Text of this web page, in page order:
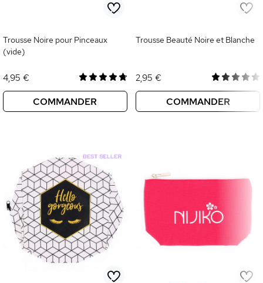
Trousse Noire pour Pinceaux
(vide)
4,95 €
COMMANDER
Trousse Beauté Noire et Blanche
2,95 €
COMMANDER